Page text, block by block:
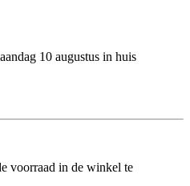
10 augustus in huis
voorraad in de winkel te